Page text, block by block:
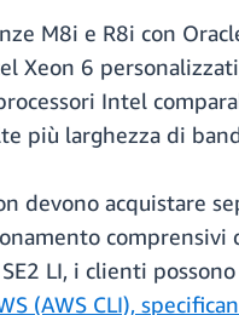
M8i e R8i con
Xeon 6
Intel
più larghezza di
devono acquistare
LI, i clienti
(AWS CLI),